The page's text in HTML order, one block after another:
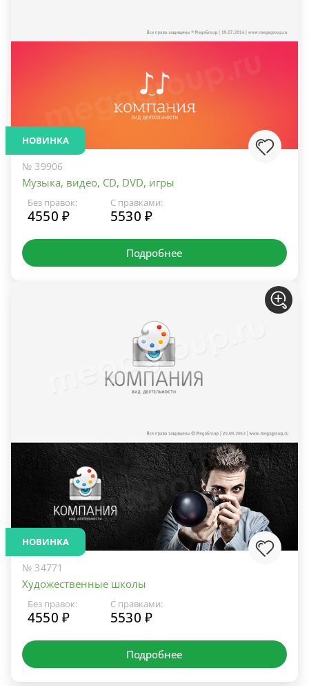
НОВИНКА
№ 39906
Музыка, видео, CD, DVD, игры
Без правок:
4550 ₽
С правками:
5530 ₽
Подробнее
НОВИНКА
№ 34771
Художественные школы
Без правок:
4550 ₽
С правками:
5530 ₽
Подробнее